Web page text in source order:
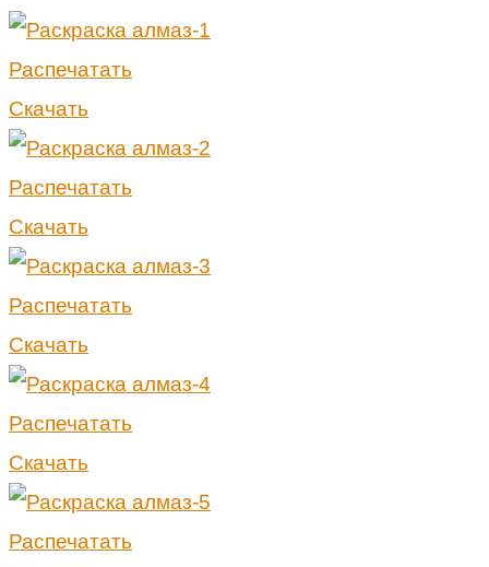
Распечатать
Скачать
Распечатать
Скачать
Распечатать
Скачать
Распечатать
Скачать
Распечатать